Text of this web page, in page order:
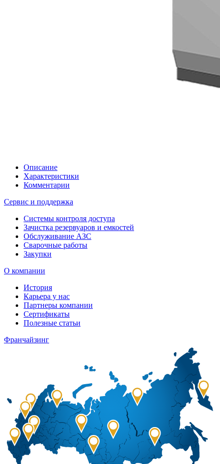
Описание
Характеристики
Комментарии
Сервис и поддержка
Системы контроля доступа
Зачистка резервуаров и емкостей
Обслуживание АЗС
Сварочные работы
Закупки
О компании
История
Карьера у нас
Партнеры компании
Сертификаты
Полезные статьи
Франчайзинг